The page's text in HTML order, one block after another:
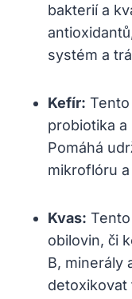
bakterií a
systém a
Kefír:
probiotika
Pomáhá
mikroflóru
Kvas:
obilovin, či
B, minerály
detoxikovat